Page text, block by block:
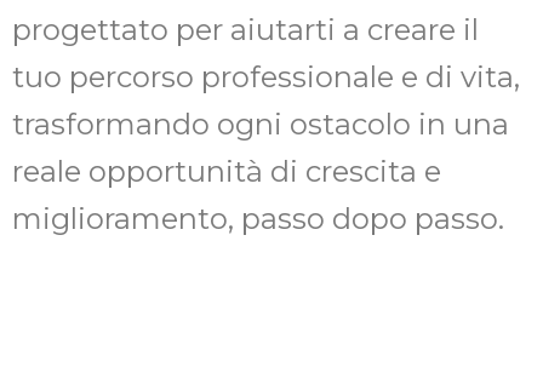
progettato per aiutarti a creare il
tuo percorso professionale e di vita,
trasformando ogni ostacolo in una
reale opportunità di crescita e
miglioramento, passo dopo passo.